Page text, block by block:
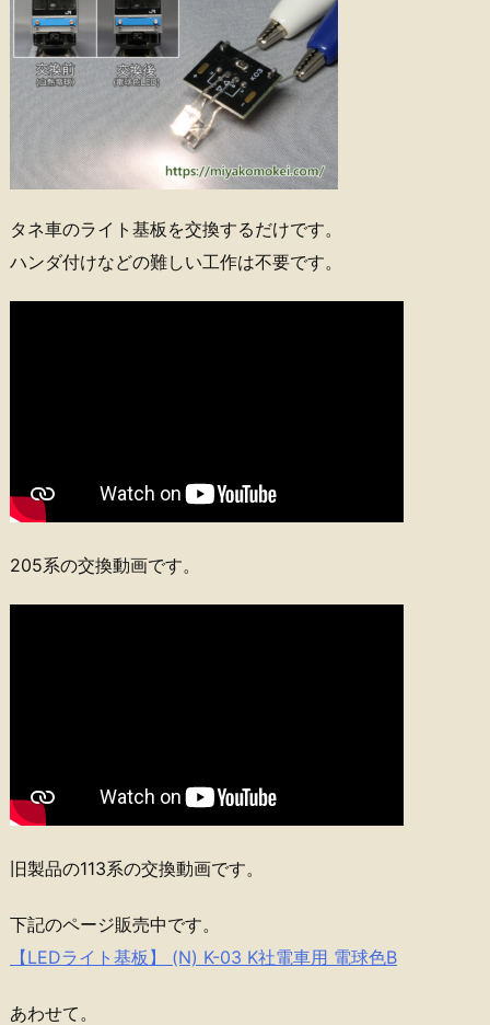
タネ車のライト基板を交換するだけです。
ハンダ付けなどの難しい工作は不要です。
205系の交換動画です。
旧製品の113系の交換動画です。
下記のページ販売中です。
【LEDライト基板】 (N) K-03 K社電車用 電球色B
あわせて。